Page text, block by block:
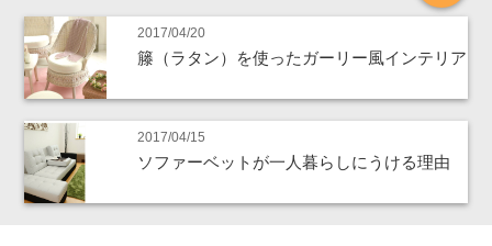
2017/04/20
籐（ラタン）を使ったガーリー風インテリア
2017/04/15
ソファーベットが一人暮らしにうける理由